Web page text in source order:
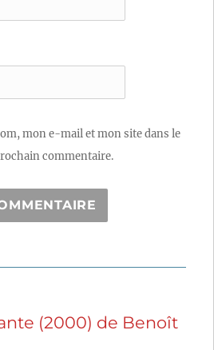
mon e-mail et mon site dans le
commentaire.
(2000) de Benoît